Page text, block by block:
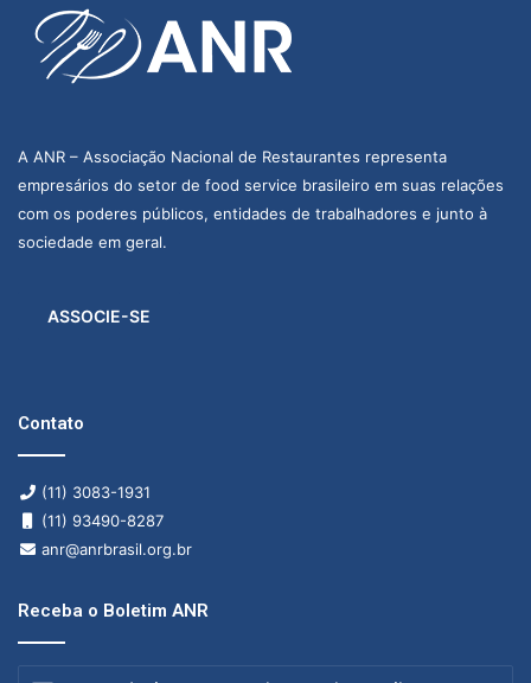
A ANR – Associação Nacional de Restaurantes representa
empresários do setor de food service brasileiro em suas relações
com os poderes públicos, entidades de trabalhadores e junto à
sociedade em geral.
ASSOCIE-SE
Contato
(11) 3083-1931
(11) 93490-8287
anr@anrbrasil.org.br
Receba o Boletim ANR